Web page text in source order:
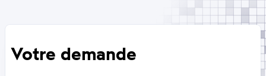
Votre demande